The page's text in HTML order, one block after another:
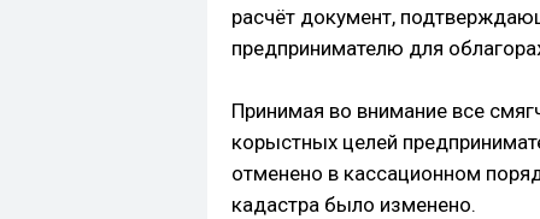
расчёт документ,
предпринимателю для
Принимая во внимание все
корыстных целей
отменено в кассационном
кадастра было изменено.